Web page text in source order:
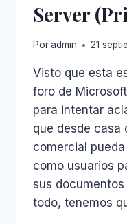
Server
Poradmin 21
Visto que esta
foro de
para intentar
que desde casa
comercial
como usuarios
sus
todo, tenemos